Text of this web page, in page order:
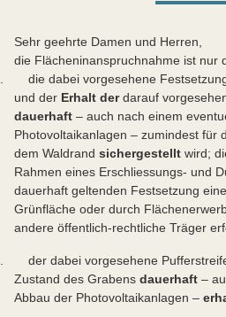
Sehr geehrte Damen und Herren,
die Flächeninanspruchnahme ist nur
die dabei vorgesehene Festsetzung
und der Erhalt derdarauf
dauerhaft – auch nach einem
Photovoltaikanlagen – zumindest für
dem Waldrand sichergestellt wird;
Rahmen eines Erschliessungs- und
dauerhaft geltenden Festsetzung
Grünfläche oder durch
andere öffentlich-rechtliche Träger
der dabei vorgesehene
Zustand des Grabens dauerhaft –
Abbau der Photovoltaikanlagen –